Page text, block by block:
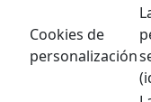
Cookies de
personalización